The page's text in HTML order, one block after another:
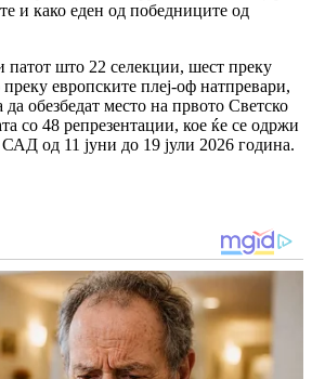
и како еден од победниците од
патот што 22 селекции, шест преку
европските плеј-оф натпревари,
да обезбедат место на првото Светско
со 48 репрезентации, кое ќе се одржи
од 11 јуни до 19 јули 2026 година.